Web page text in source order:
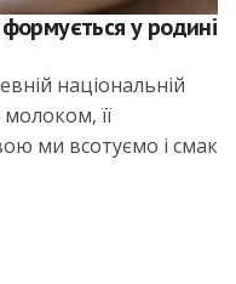
у родині
національній
її
ми всотуємо і смак